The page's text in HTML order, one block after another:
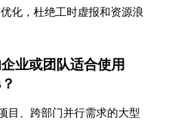
化，杜绝工时虚报和资源浪
业或团队适合使用
目、跨部门并行需求的大型